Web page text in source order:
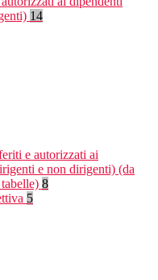
14
e autorizzati ai
e non dirigenti) (da
8
5